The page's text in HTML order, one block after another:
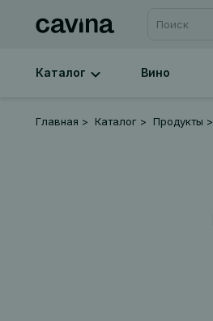
Каталог Вино
Главная Каталог Продукты